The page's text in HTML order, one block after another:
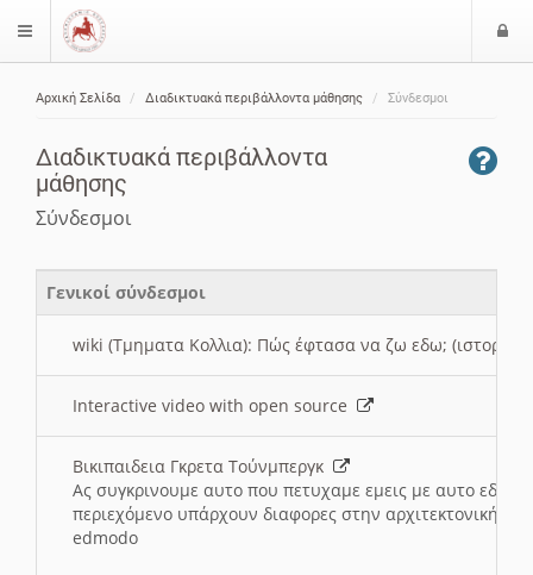
$langMenu
Αρχική Σελίδα Διαδικτυακά περιβάλλοντα μάθησης Σύνδεσμοι
Διαδικτυακά περιβάλλοντα
μάθησης
Σύνδεσμοι
Γενικοί σύνδεσμοι
wiki (Τμηματα Κολλια): Πώς έφτασα να ζω εδω; (ιστορια)
Interactive video with open source
Βικιπαιδεια Γκρετα Τούνμπεργκ
Ας συγκρινουμε αυτο που πετυχαμε εμεις με αυτο εδω
περιεχόμενο υπάρχουν διαφορες στην αρχιτεκτονική
edmodo